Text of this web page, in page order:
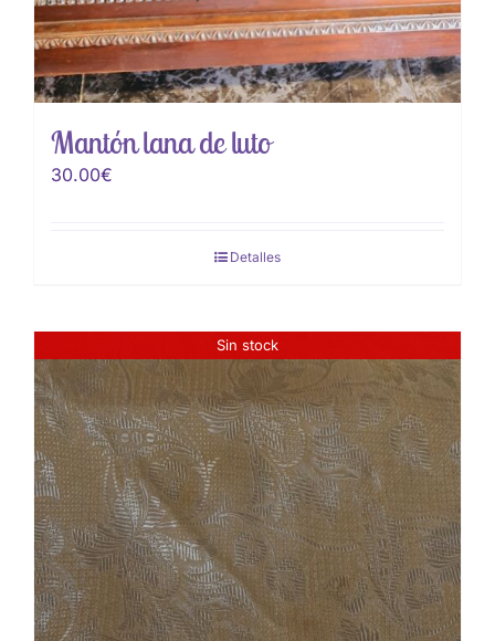
Mantón lana de luto
30.00€
Detalles
Sin stock